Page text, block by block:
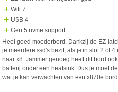
Wifi 7
USB 4
Gen 5 nvme support
Heel goed moederbord. Dankzij de EZ-
je meerdere ssd's bezit, als je in slot 2 of
naar x8. Jammer genoeg heeft dit bord
batterij onder een heatsink. Dus je moet
wat je kan verwachten van een x870e